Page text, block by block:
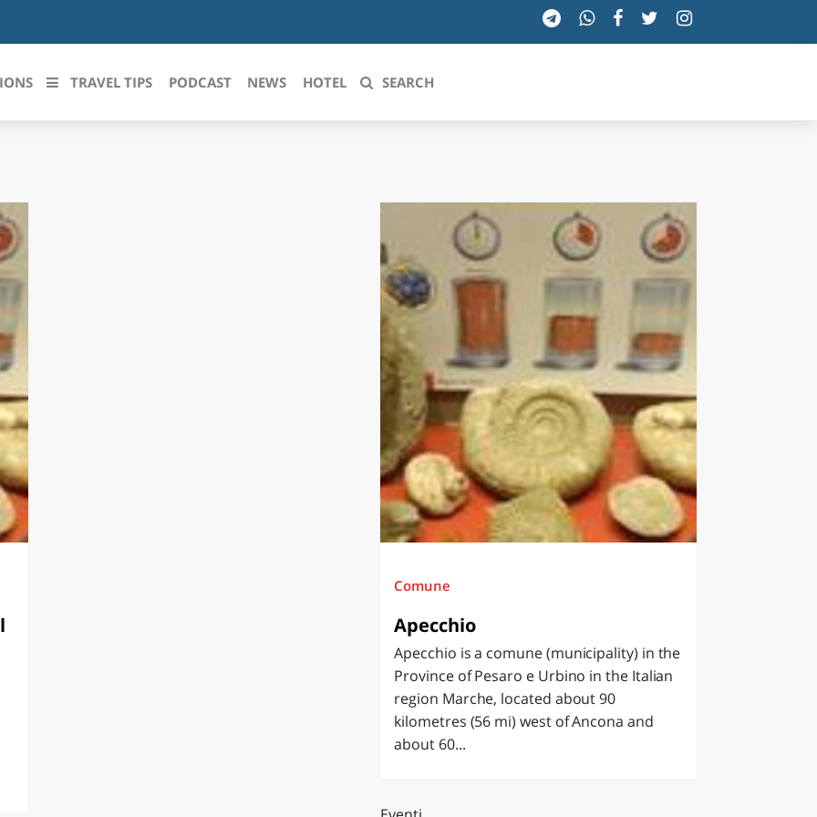
ROMAGNA
VENEZIA GIULIA
TOSCANA
TRENTINO-ALTO ADIGE
UMBRIA
VALLE D'AOSTA
VENETO
TRAVEL TIPS PODCAST NEWS HOTEL SEARCH
Comune
Apecchio
Apecchio is a comune (municipality) in the
Province of Pesaro e Urbino in the Italian
region Marche, located about 90
kilometres (56 mi) west of Ancona and
about 60...